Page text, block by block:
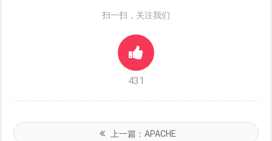
扫一扫，关注我们
431
上一篇： APACHE